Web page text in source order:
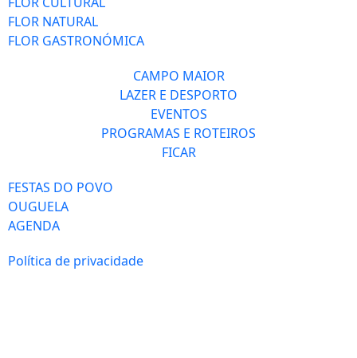
FLOR NATURAL
FLOR GASTRONÓMICA
CAMPO MAIOR
LAZER E DESPORTO
EVENTOS
PROGRAMAS E ROTEIROS
FICAR
FESTAS DO POVO
OUGUELA
AGENDA
Política de privacidade